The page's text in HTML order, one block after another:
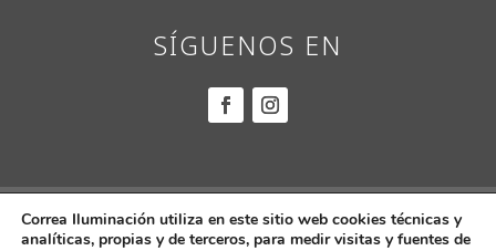
SÍGUENOS EN
© 2022CORREA ILUMINACIÓN.Todos los
derechos reservados.
Correa Iluminación utiliza en este sitio web cookies técnicas y
analíticas, propias y de terceros, para medir visitas y fuentes de